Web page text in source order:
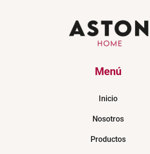
Menú
Inicio
Nosotros
Productos